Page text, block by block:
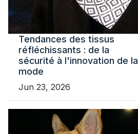
Tendances des tissus
réfléchissants : de la
sécurité à l'innovation de la
mode
Jun 23, 2026